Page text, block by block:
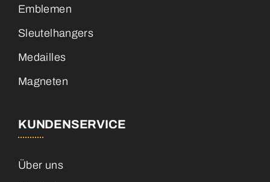
Emblemen
Sleutelhangers
Medailles
Magneten
KUNDENSERVICE
Über uns